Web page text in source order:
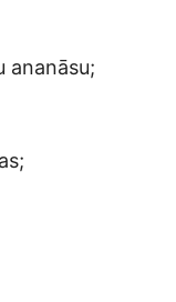
ananāsu;